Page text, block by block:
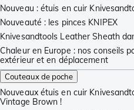
Nouveau : étuis en cuir
Nouveauté : les pinces KNIPEX
Knivesandtools Leather Sheath
Chaleur en Europe : nos conseils
extérieur et en déplacement
Couteaux de poche
Nouveaux étuis en cuir
Vintage Brown !